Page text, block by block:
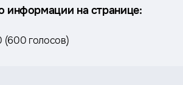
информации на странице:
(600 голосов)